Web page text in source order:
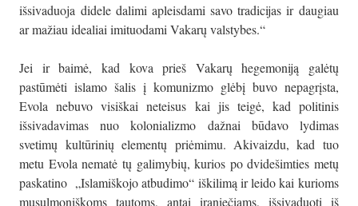
išsivaduoja didele dalimi apleisdami savo tradicijas ir daugiau
ar mažiau idealiai imituodami Vakarų valstybes.“
Jei ir baimė, kad kova prieš Vakarų hegemoniją galėtų
pastūmėti islamo šalis į komunizmo glėbį buvo nepagrįsta,
Evola nebuvo visiškai neteisus kai jis teigė, kad politinis
išsivadavimas nuo kolonializmo dažnai būdavo lydimas
svetimų kultūrinių elementų priėmimu. Akivaizdu, kad tuo
metu Evola nematė tų galimybių, kurios po dvidešimties metų
paskatino „Islamiškojo atbudimo“ iškilimą ir leido kai kurioms
musulmoniškoms tautoms, antai iraniečiams, išsivaduoti iš